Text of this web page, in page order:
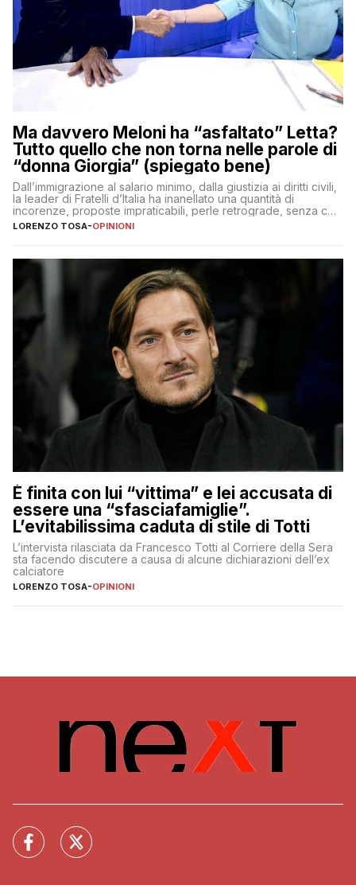
Ma davvero Meloni ha “asfaltato” Letta?
Tutto quello che non torna nelle parole di
“donna Giorgia” (spiegato bene)
Dall’immigrazione al salario minimo, dalla giustizia ai diritti civili,
la leader di Fratelli d’Italia ha inanellato una quantità di
incorenze, proposte impraticabili, perle retrograde, senza che
nessuno – a destra come a sinistra – glielo abbia fatto notare
LORENZO TOSA-OPINIONI
È finita con lui “vittima” e lei accusata di
essere una “sfasciafamiglie”.
L’evitabilissima caduta di stile di Totti
L’intervista rilasciata da Francesco Totti al Corriere della Sera
sta facendo discutere a causa di alcune dichiarazioni dell’ex
calciatore
LORENZO TOSA-OPINIONI